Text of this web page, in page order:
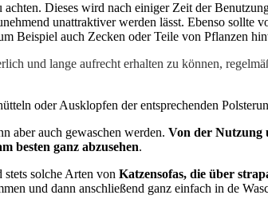
Dieses wird nach einiger Zeit der
unattraktiver werden lässt. Ebenso sollte
Beispiel auch Zecken oder Teile von Pflanzen
und lange aufrecht erhalten zu können,
oder Ausklopfen der entsprechenden
aber auch gewaschen werden. Von der Nutzung
besten ganz abzusehen.
solche Arten von Katzensofas, die über
und dann anschließend ganz einfach in de